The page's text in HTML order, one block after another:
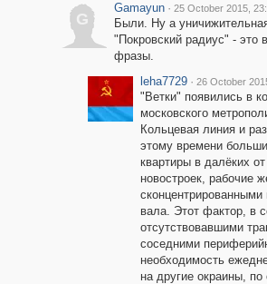
G
Gamayun · 25 October 2015,
Были. Ну а
"Покровский радиус" - это
фразы.
leha7729 · 26 October
"Ветки" появились в
московского
Кольцевая линия и
этому времени
квартиры в далёких
новостроек, рабочие
вала. Этот фактор, в
отсутствовавшими
соседними
необходимость
на другие окраины,